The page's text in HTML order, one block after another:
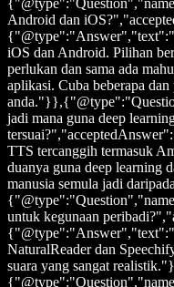
Android dan
iOS dan Android. Pilihan
perlukan dan sama ada
aplikasi. Cuba beberapa
jadi mana guna deep
TTS tercanggih termasuk
duanya guna deep learning
manusia semula jadi
untuk kegunaan
NaturalReader dan
suara yang sangat